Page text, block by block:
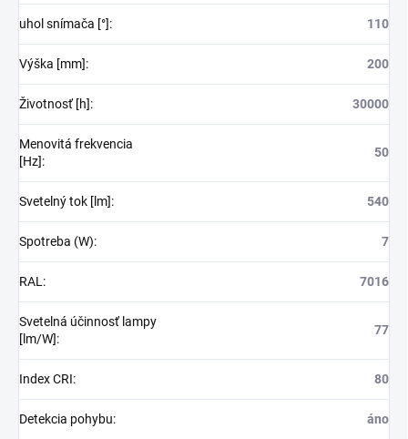
uhol snímača [°]: 110
Výška [mm]: 200
Životnosť [h]: 30000
Menovitá frekvencia
[Hz]:
50
Svetelný tok [lm]: 540
Spotreba (W): 7
RAL: 7016
Svetelná účinnosť lampy
[lm/W]:
77
Index CRI: 80
Detekcia pohybu: áno